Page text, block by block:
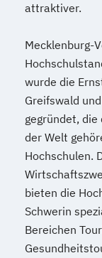
attraktiver.
Mecklenburg-
wurde die
Greifswald
gegründet,
der Welt
Hochschulen.
bieten die
Schwerin
Bereichen